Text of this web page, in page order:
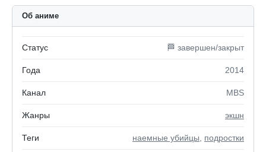
Об аниме
Статус 🏁 завершен/закрыт
Года 2014
Канал MBS
Жанры экшн
Теги наемные убийцы подростки